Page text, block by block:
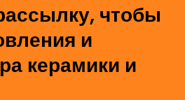
чтобы
и
керамики и